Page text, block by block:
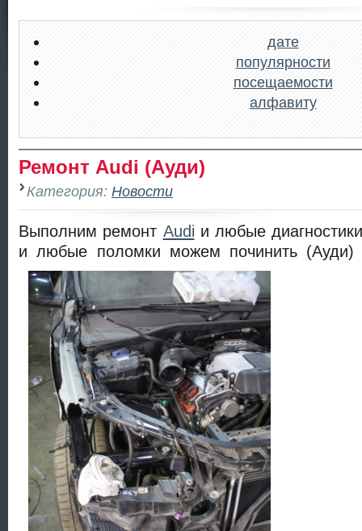
дате
популярности
посещаемости
алфавиту
Ремонт Audi (Ауди)
Категория: Новости
Выполним ремонт Audi и любые
и любые поломки можем починить (Ауди)